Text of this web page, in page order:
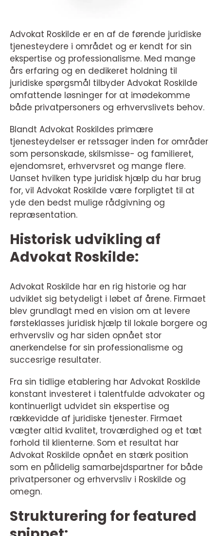
Advokat Roskilde er en af de førende juridiske
tjenesteydere i området og er kendt for sin
ekspertise og professionalisme. Med mange
års erfaring og en dedikeret holdning til
juridiske spørgsmål tilbyder Advokat Roskilde
omfattende løsninger for at imødekomme
både privatpersoners og erhvervslivets behov.
Blandt Advokat Roskildes primære
tjenesteydelser er retssager inden for områder
som personskade, skilsmisse- og familieret,
ejendomsret, erhvervsret og mange flere.
Uanset hvilken type juridisk hjælp du har brug
for, vil Advokat Roskilde være forpligtet til at
yde den bedst mulige rådgivning og
repræsentation.
Historisk udvikling af
Advokat Roskilde:
Advokat Roskilde har en rig historie og har
udviklet sig betydeligt i løbet af årene. Firmaet
blev grundlagt med en vision om at levere
førsteklasses juridisk hjælp til lokale borgere og
erhvervsliv og har siden opnået stor
anerkendelse for sin professionalisme og
succesrige resultater.
Fra sin tidlige etablering har Advokat Roskilde
konstant investeret i talentfulde advokater og
kontinuerligt udvidet sin ekspertise og
rækkevidde af juridiske tjenester. Firmaet
vægter altid kvalitet, troværdighed og et tæt
forhold til klienterne. Som et resultat har
Advokat Roskilde opnået en stærk position
som en pålidelig samarbejdspartner for både
privatpersoner og erhvervsliv i Roskilde og
omegn.
Strukturering for featured